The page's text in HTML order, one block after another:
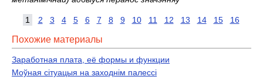
1 2 3 4 5 6 7 8 9 10 11 12 13 14 15 16
Похожие материалы
Заработная плата, её формы и функции
Моўная сітуацыя на заходнім палессі